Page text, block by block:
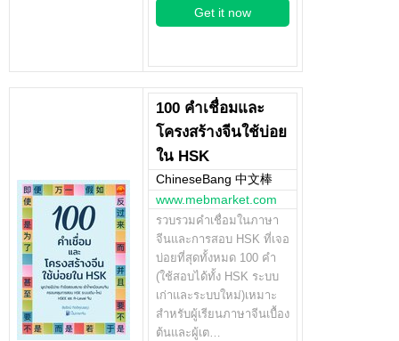
Get it now
100 คำเชื่อมและ
โครงสร้างจีนใช้บ่อย
ใน HSK
ChineseBang 中文棒
www.mebmarket.com
รวบรวมคำเชื่อมในภาษา
จีนและการสอบ HSK ที่เจอ
บ่อยที่สุดทั้งหมด 100 คำ
(ใช้สอบได้ทั้ง HSK ระบบ
เก่าและระบบใหม่)เหมาะ
สำหรับผู้เรียนภาษาจีนเบื้อง
ต้นและผู้เต…